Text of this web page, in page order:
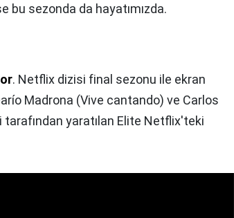
bu sezonda da hayatımızda.
. Netflix dizisi final sezonu ile ekran
Madrona (Vive cantando) ve Carlos
yaratılan Elite Netflix'teki